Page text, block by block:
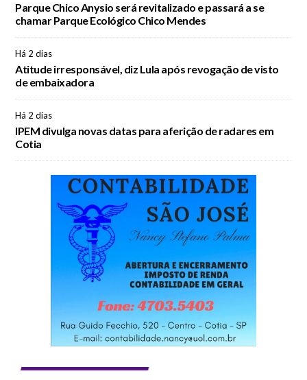
Parque Chico Anysio será revitalizado e passará a se
chamar Parque Ecológico Chico Mendes
Há 2 dias
Atitude irresponsável, diz Lula após revogação de visto
de embaixadora
Há 2 dias
IPEM divulga novas datas para aferição de radares em
Cotia